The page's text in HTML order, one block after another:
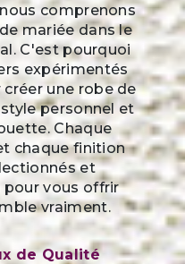
comprenons
mariée dans le
C'est pourquoi
expérimentés
une robe de
personnel et
Chaque
chaque finition
et
pour vous offrir
vraiment.
de Qualité